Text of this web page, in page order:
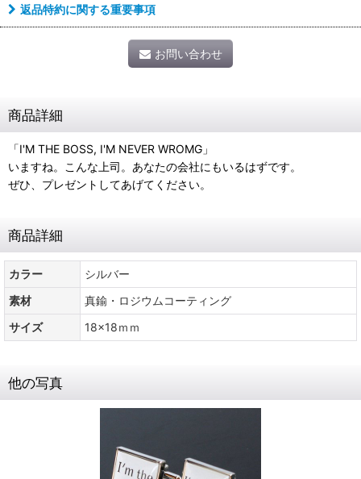
返品特約に関する重要事項
お問い合わせ
商品詳細
「I'M THE BOSS, I'M NEVER WROMG」
いますね。こんな上司。あなたの会社にもいるはずです。
ぜひ、プレゼントしてあげてください。
商品詳細
カラー
シルバー
素材
真鍮・ロジウムコーティング
サイズ
18x18ｍｍ
他の写真